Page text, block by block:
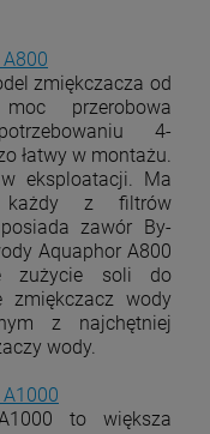
zmiękczacza od
przerobowa
4-
łatwy w montażu.
eksploatacji. Ma
każdy z filtrów
zawór By-
Aquaphor A800
zużycie soli do
zmiękczacz wody
z najchętniej
wody.
to większa